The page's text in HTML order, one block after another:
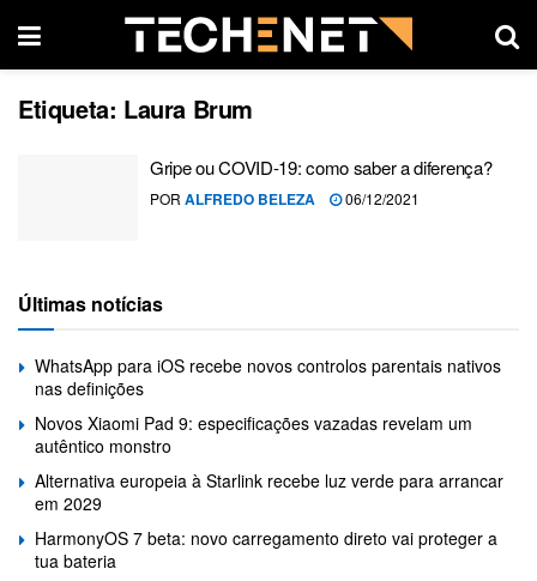
Etiqueta: Laura Brum
Gripe ou COVID-19: como saber a diferença?
POR ALFREDO BELEZA 06/12/2021
Últimas notícias
WhatsApp para iOS recebe novos controlos parentais nativos
nas definições
Novos Xiaomi Pad 9: especificações vazadas revelam um
autêntico monstro
Alternativa europeia à Starlink recebe luz verde para arrancar
em 2029
HarmonyOS 7 beta: novo carregamento direto vai proteger a
tua bateria